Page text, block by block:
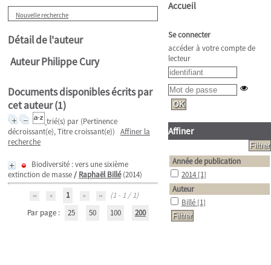
Nouvelle recherche
Détail de l'auteur
Auteur Philippe Cury
Documents disponibles écrits par
cet auteur (1)
trié(s) par (Pertinence
décroissant(e), Titre croissant(e)) Affiner la
recherche
Biodiversité : vers une sixième
extinction de masse/ Raphaël Billé(2014)
1
(1 - 1 / 1)
Par page :
25 50 100 200
Accueil
Se connecter
accéder à votre compte de
lecteur
Affiner
Année de publication
2014 [1]
Auteur
Billé [1]